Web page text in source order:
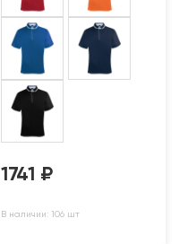
1741 ₽
В наличии: 106 шт